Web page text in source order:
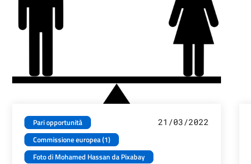
Pari opportunità
Commissione europea (1)
Foto di Mohamed Hassan da Pixabay
21/03/2022